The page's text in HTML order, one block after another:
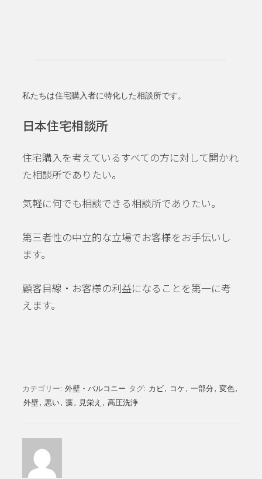
私たちは住宅購入者に特化した相談所です。
日本住宅相談所
住宅購入を考えているすべての方に対して開かれ
た相談所でありたい。
気軽に何でも相談できる相談所でありたい。
第三者性の中立的な立場でお客様をお手伝いし
ます。
顧客目線・お客様の利益になることを第一に考
えます。
カテゴリー: 外壁・バルコニー タグ: カビ コケ 一部分 変色
外壁
悪い 藻 見栄え 高圧洗浄